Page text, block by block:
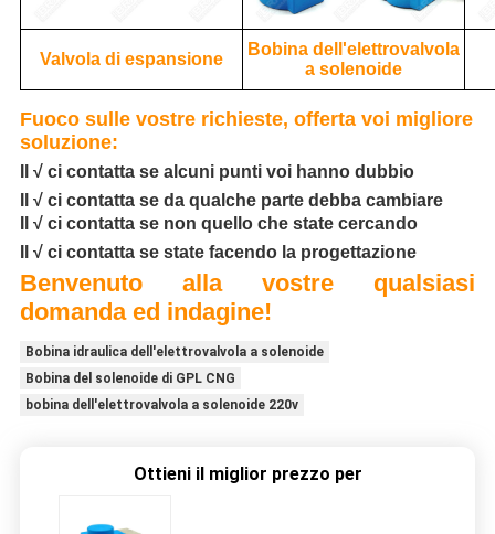
Valvola di espansione
Bobina dell'elettrovalvola
a solenoide
Fuoco sulle vostre richieste, offerta voi migliore
soluzione:
Il √ ci contatta se alcuni punti voi hanno dubbio
Il √ ci contatta se da qualche parte debba cambiare
Il √ ci contatta se non quello che state cercando
Il √ ci contatta se state facendo la progettazione
Benvenuto alla vostre qualsiasi
domanda ed indagine!
Bobina idraulica dell'elettrovalvola a solenoide
Bobina del solenoide di GPL CNG
bobina dell'elettrovalvola a solenoide 220v
Ottieni il miglior prezzo per